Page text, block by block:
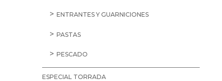
ENTRANTES Y GUARNICIONES
PASTAS
PESCADO
ESPECIAL TORRADA